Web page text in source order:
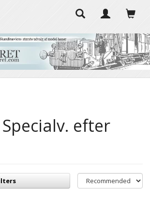
Specialv. efter